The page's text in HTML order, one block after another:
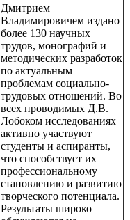
Дмитрием
Владимировичем издано
более 130 научных
трудов, монографий и
методических разработок
по актуальным
проблемам социально-
трудовых отношений. Во
всех проводимых Д.В.
Лобоком исследованиях
активно участвуют
студенты и аспиранты,
что способствует их
профессиональному
становлению и развитию
творческого потенциала.
Результаты широко